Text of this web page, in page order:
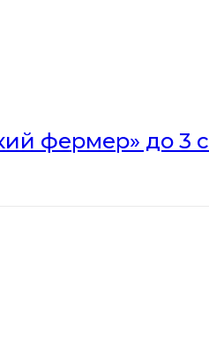
фермер» до 3